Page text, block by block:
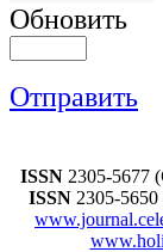
Обновить
Отправить
ISSN 2305-5677 (
ISSN 2305-5650